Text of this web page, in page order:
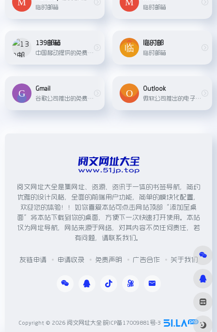
临时邮箱 临时邮箱
139邮箱
中国移动提供的免费邮箱服务，支持多种附件和功能，同时提供大容量邮箱、企业邮箱等解决方案。
临时邮
临时邮箱
Gmail
谷歌公司推出的免费电子邮件服务，提供大容量邮箱、标签、过滤器等功能，是全球使用最广泛的电子邮件服务之一。
Outlook
微软公司推出的电子邮件服务，提供免费和付费的邮箱服务，支持多种附件和功能，同时提供日历、任务、联系人管理等协作工具。
阅文网址大全是集网址、资源、资讯于一体的书签导航，简约
优雅的设计风格，全面的前端用户功能，简单的模块化配置，
欢迎您的体验！！如你喜爱本站可点击网站顶部“添加至桌
面”将本站下载到你的桌面，方便下一次快速打开使用。本站
仅为网址导航，网站来源于网络，对其内容不负任何责任，若
有问题，请联系我们。
友链申请 申请收录 免责声明 广告合作 关于我们
Copyright © 2026 阅文网址大全 皖ICP备17009881号-3